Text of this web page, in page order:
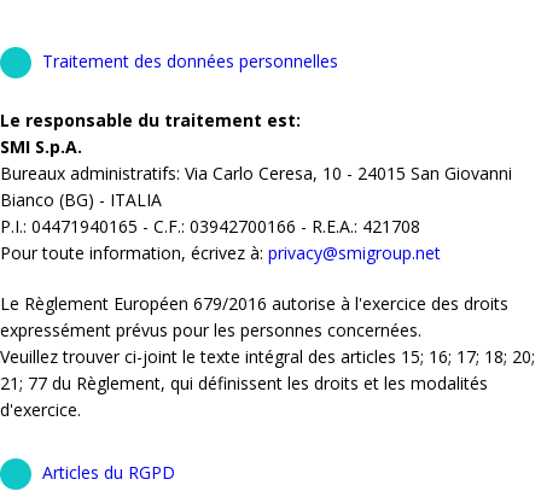
Traitement des données personnelles
Le responsable du traitement est:
SMI S.p.A.
Bureaux administratifs: Via Carlo Ceresa, 10 - 24015 San Giovanni
Bianco (BG) - ITALIA
P.I.: 04471940165 - C.F.: 03942700166 - R.E.A.: 421708
Pour toute information, écrivez à: privacy@smigroup.net
Le Règlement Européen 679/2016 autorise à l'exercice des droits
expressément prévus pour les personnes concernées.
Veuillez trouver ci-joint le texte intégral des articles 15; 16; 17; 18; 20;
21; 77 du Règlement, qui définissent les droits et les modalités
d'exercice.
Articles du RGPD